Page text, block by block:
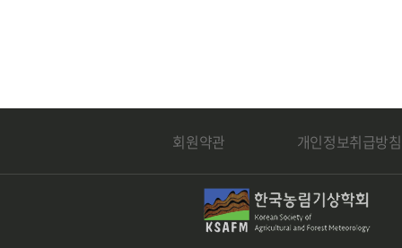
회원약관 개인정보취급방침